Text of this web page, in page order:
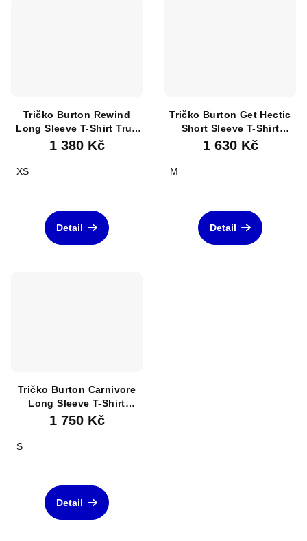
Tričko Burton Rewind
Long Sleeve T-Shirt True
Black
1 380 Kč
XS
Detail
Tričko Burton Get Hectic
Short Sleeve T-Shirt
Summit Taupe
1 630 Kč
M
Detail
Tričko Burton Carnivore
Long Sleeve T-Shirt
Summit Taupe
1 750 Kč
S
Detail